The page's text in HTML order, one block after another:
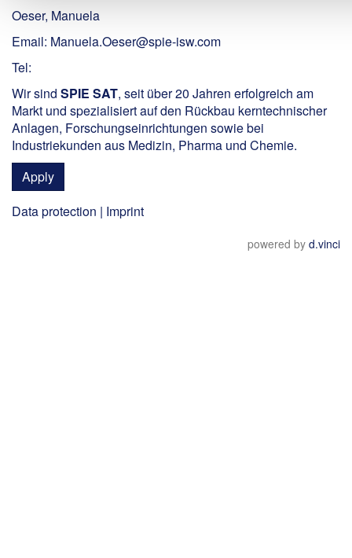
Oeser, Manuela
Email: Manuela.Oeser@spie-isw.com
Tel:
Wir sind SPIE SAT, seit über 20 Jahren erfolgreich am
Markt und spezialisiert auf den Rückbau kerntechnischer
Anlagen, Forschungseinrichtungen sowie bei
Industriekunden aus Medizin, Pharma und Chemie.
Apply
Data protection | Imprint
powered by d.vinci